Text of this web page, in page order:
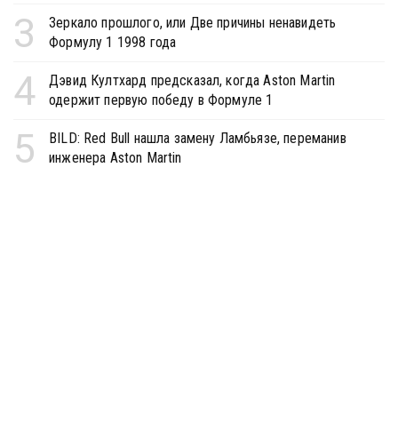
3
Зеркало прошлого, или Две причины ненавидеть
Формулу 1 1998 года
4
Дэвид Култхард предсказал, когда Aston Martin
одержит первую победу в Формуле 1
5
BILD: Red Bull нашла замену Ламбьязе, переманив
инженера Aston Martin